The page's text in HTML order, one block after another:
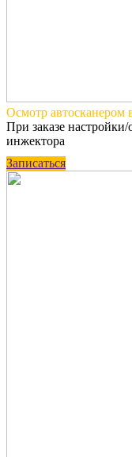
Осмотр автосканером
При заказе
инжектора
Записаться